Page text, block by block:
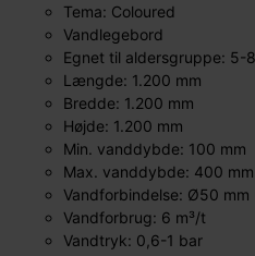
Tema: Coloured
Vandlegebord
Egnet til aldersgruppe: 5-
Længde: 1.200 mm
Bredde: 1.200 mm
Højde: 1.200 mm
Min. vanddybde: 100 mm
Max. vanddybde: 400 mm
Vandforbindelse: Ø50 mm
Vandforbrug: 6 m³/t
Vandtryk: 0,6-1 bar